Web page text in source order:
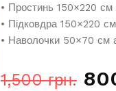
• Простинь 150×220
• Підковдра 150×220
• Наволочки 50×70
1,500грн.